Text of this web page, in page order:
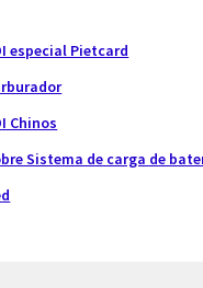
especial Pietcard
Chinos
Sistema de carga de